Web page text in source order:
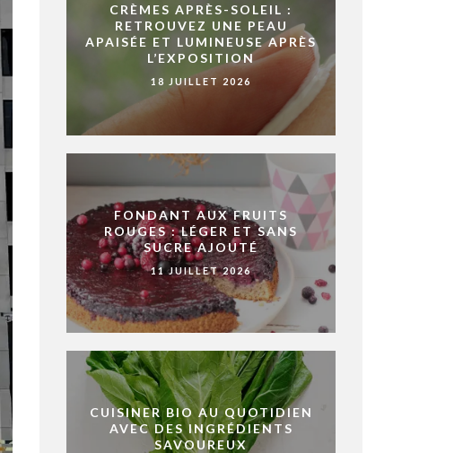
CRÈMES APRÈS-SOLEIL :
RETROUVEZ UNE PEAU
APAISÉE ET LUMINEUSE APRÈS
L’EXPOSITION
18 JUILLET 2026
FONDANT AUX FRUITS
ROUGES : LÉGER ET SANS
SUCRE AJOUTÉ
11 JUILLET 2026
CUISINER BIO AU QUOTIDIEN
AVEC DES INGRÉDIENTS
SAVOUREUX